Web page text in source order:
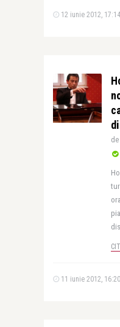
12 iunie 2012, 17:14
de
11 iunie 2012, 16:20